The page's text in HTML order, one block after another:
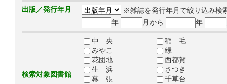
出版／発行年月
※雑誌を発行年月で絞り込み検
年
月から 年
検索対象図書館
中 央
稲 毛
みやこ
緑
花団地
西都賀
生 浜
さつき
幕 張
千草台